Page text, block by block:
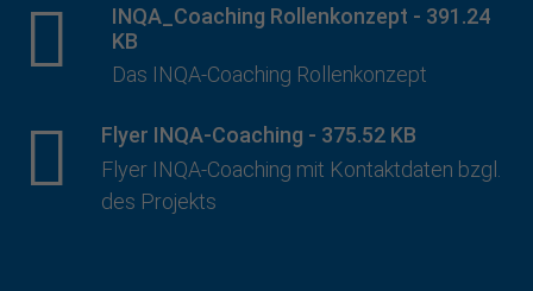
INQA_Coaching Rollenkonzept - 391.24
KB
Das INQA-Coaching Rollenkonzept
Flyer INQA-Coaching - 375.52 KB
Flyer INQA-Coaching mit Kontaktdaten bzgl.
des Projekts